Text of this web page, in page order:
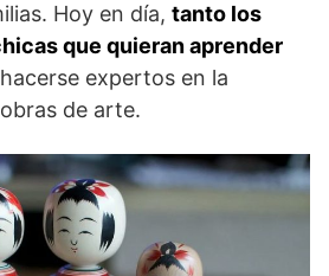
Hoy en día, tanto los
que quieran aprender
expertos en la
de arte.